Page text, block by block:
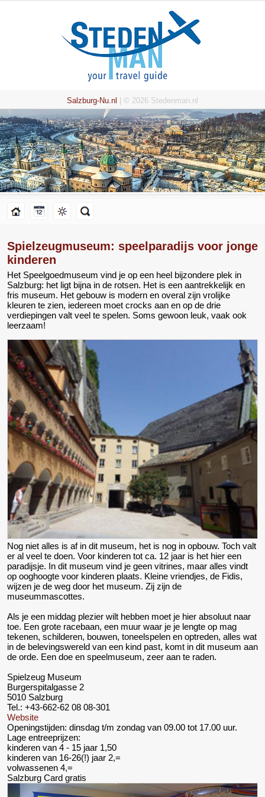
Salzburg-Nu.nl | © 2026 Stedenman.nl
Spielzeugmuseum: speelparadijs voor jonge
kinderen
Het Speelgoedmuseum vind je op een heel bijzondere plek in
Salzburg: het ligt bijna in de rotsen. Het is een aantrekkelijk en
fris museum. Het gebouw is modern en overal zijn vrolijke
kleuren te zien, iedereen moet crocks aan en op de drie
verdiepingen valt veel te spelen. Soms gewoon leuk, vaak ook
leerzaam!
Nog niet alles is af in dit museum, het is nog in opbouw. Toch valt
er al veel te doen. Voor kinderen tot ca. 12 jaar is het hier een
paradijsje. In dit museum vind je geen vitrines, maar alles vindt
op ooghoogte voor kinderen plaats. Kleine vriendjes, de Fidis,
wijzen je de weg door het museum. Zij zijn de
museummascottes.
Als je een middag plezier wilt hebben moet je hier absoluut naar
toe. Een grote racebaan, een muur waar je je lengte op mag
tekenen, schilderen, bouwen, toneelspelen en optreden, alles wat
in de belevingswereld van een kind past, komt in dit museum aan
de orde. Een doe en speelmuseum, zeer aan te raden.
Spielzeug Museum
Burgerspitalgasse 2
5010 Salzburg
Tel.: +43-662-62 08 08-301
Website
Openingstijden: dinsdag t/m zondag van 09.00 tot 17.00 uur.
Lage entreeprijzen:
kinderen van 4 - 15 jaar 1,50
kinderen van 16-26(!) jaar 2,=
volwassenen 4,=
Salzburg Card gratis